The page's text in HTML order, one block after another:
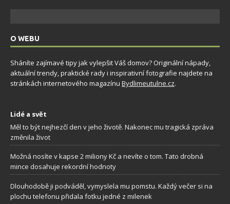
O WEBU
Sháníte zajímavé tipy jak vylepšit Váš domov? Originální nápady,
aktuální trendy, praktické rady i inspirativní fotografie najdete na
stránkách internetového magazínu Bydlimeutulne.cz.
Lidé a svět
Měl to být nejhezčí den v jeho životě. Nakonec mu tragická zpráva
změnila život
Možná nosíte v kapse 2 miliony Kč a nevíte o tom. Tato drobná
mince dosahuje rekordní hodnoty
Dlouhodobě ji podváděl, vymyslela mu pomstu. Každý večer si na
plochu telefonu přidala fotku jedné z milenek